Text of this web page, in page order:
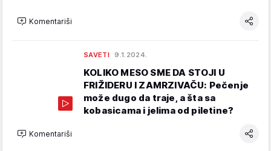
Komentariši
SAVETI 9.1.2024.
KOLIKO MESO SME DA STOJI U
FRIŽIDERU I ZAMRZIVAČU: Pečenje
može dugo da traje, a šta sa
kobasicama i jelima od piletine?
Komentariši